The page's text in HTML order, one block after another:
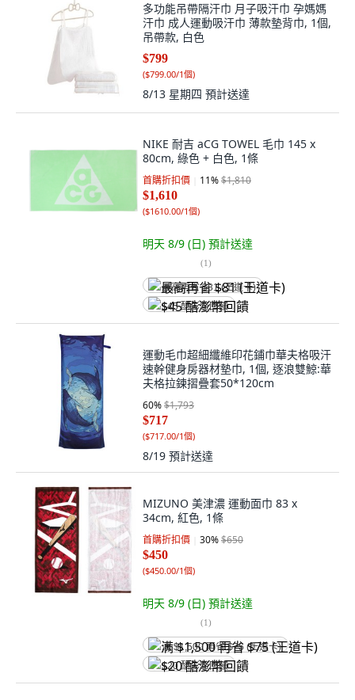
多功能吊帶隔汗巾 月子吸汗巾 孕媽媽
汗巾 成人運動吸汗巾 薄款墊背巾, 1個,
吊帶款, 白色
$799
($799.00/1個)
8/13 星期四 預計送達
NIKE 耐吉 aCG TOWEL 毛巾 145 x
80cm, 綠色 + 白色, 1條
首購折扣價 11%$1,810
$1,610
($1610.00/1個)
明天 8/9 (日) 預計送達
(1)
最高再省 $81 (王道卡)
$45 酷澎幣回饋
運動毛巾超細纖維印花鋪巾華夫格吸汗
速幹健身房器材墊巾, 1個, 逐浪雙鯨:華
夫格拉鍊摺疊套50*120cm
60%$1,793
$717
($717.00/1個)
8/19 預計送達
MIZUNO 美津濃 運動面巾 83 x
34cm, 紅色, 1條
首購折扣價 30%$650
$450
($450.00/1個)
明天 8/9 (日) 預計送達
(1)
满 $1,500 再省 $75 (王道卡)
$20 酷澎幣回饋